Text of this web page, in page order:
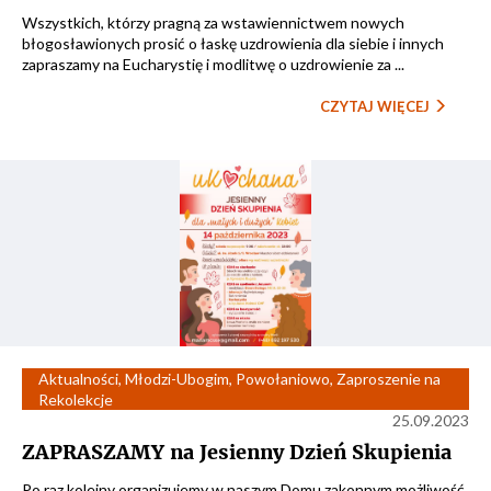
Wszystkich, którzy pragną za wstawiennictwem nowych
błogosławionych prosić o łaskę uzdrowienia dla siebie i innych
zapraszamy na Eucharystię i modlitwę o uzdrowienie za ...
CZYTAJ WIĘCEJ
Aktualności, Młodzi-Ubogim, Powołaniowo, Zaproszenie na
Rekolekcje
25.09.2023
ZAPRASZAMY na Jesienny Dzień Skupienia